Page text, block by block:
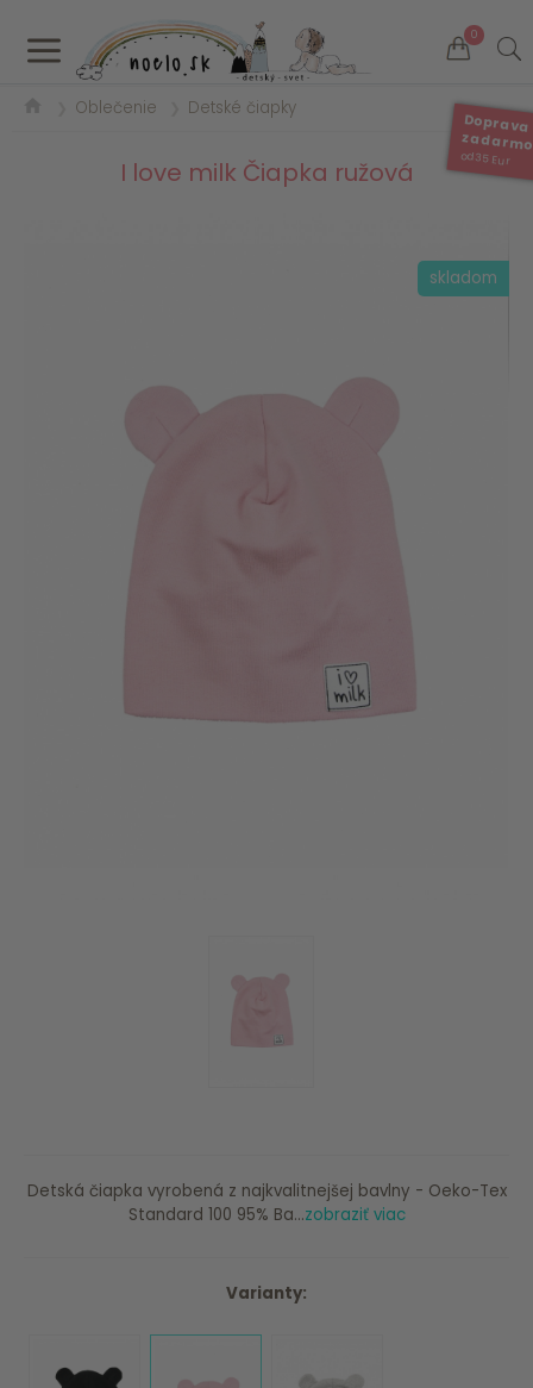
a 0
Doprava
od 35 Eur
Oblečenie Detské čiapky
I love milk Čiapka ružová
skladom
Detská čiapka vyrobená z najkvalitnejšej bavlny - Oeko-Tex
Standard 100 95% Ba...zobraziť viac
Varianty: